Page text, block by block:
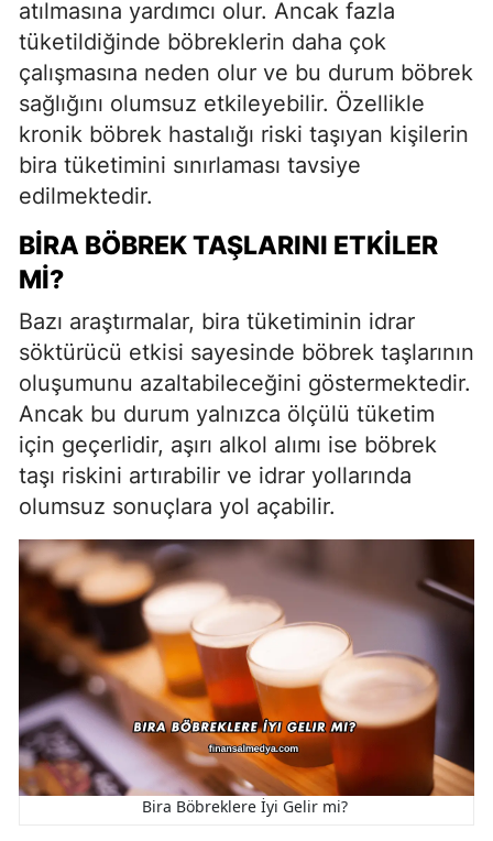
atılmasına yardımcı olur. Ancak fazla
tüketildiğinde böbreklerin daha çok
çalışmasına neden olur ve bu durum böbrek
sağlığını olumsuz etkileyebilir. Özellikle
kronik böbrek hastalığı riski taşıyan kişilerin
bira tüketimini sınırlaması tavsiye
edilmektedir.
BIRA BÖBREK TAŞLARINI ETKILER
MI?
Bazı araştırmalar, bira tüketiminin idrar
söktürücü etkisi sayesinde böbrek taşlarının
oluşumunu azaltabileceğini göstermektedir.
Ancak bu durum yalnızca ölçülü tüketim
için geçerlidir, aşırı alkol alımı ise böbrek
taşı riskini artırabilir ve idrar yollarında
olumsuz sonuçlara yol açabilir.
Bira Böbreklere İyi Gelir mi?